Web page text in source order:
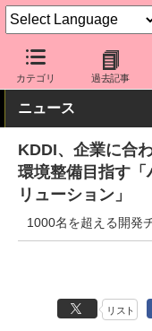
カテゴリ 過去記事
ケータイ Watch キャリ
ニュース
KDDI、企業に合
環境整備目指す
リューション」
1000名を超える開発
リスト